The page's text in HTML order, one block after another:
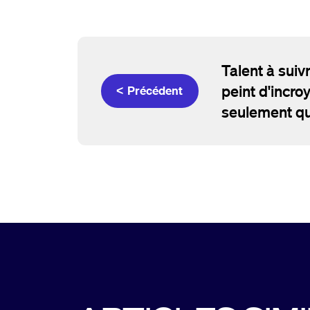
< Précédent
Talent à
peint
seulement